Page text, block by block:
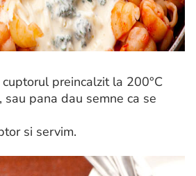
preincalzit la 200°C
pana dau semne ca se
si servim.